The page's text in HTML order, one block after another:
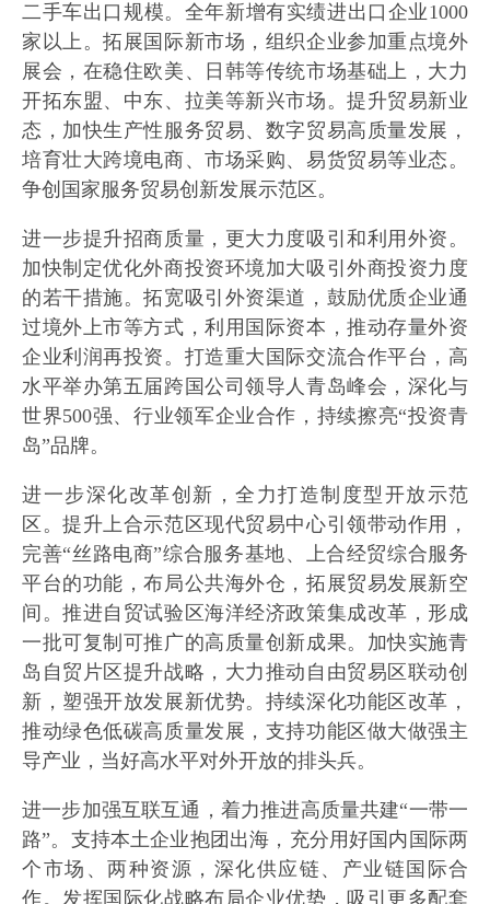
二手车出口规模。全年新增有实绩进出口企业1000
家以上。拓展国际新市场，组织企业参加重点境外
展会，在稳住欧美、日韩等传统市场基础上，大力
开拓东盟、中东、拉美等新兴市场。提升贸易新业
态，加快生产性服务贸易、数字贸易高质量发展，
培育壮大跨境电商、市场采购、易货贸易等业态。
争创国家服务贸易创新发展示范区。
进一步提升招商质量，更大力度吸引和利用外资。
加快制定优化外商投资环境加大吸引外商投资力度
的若干措施。拓宽吸引外资渠道，鼓励优质企业通
过境外上市等方式，利用国际资本，推动存量外资
企业利润再投资。打造重大国际交流合作平台，高
水平举办第五届跨国公司领导人青岛峰会，深化与
世界500强、行业领军企业合作，持续擦亮“投资青
岛”品牌。
进一步深化改革创新，全力打造制度型开放示范
区。提升上合示范区现代贸易中心引领带动作用，
完善“丝路电商”综合服务基地、上合经贸综合服务
平台的功能，布局公共海外仓，拓展贸易发展新空
间。推进自贸试验区海洋经济政策集成改革，形成
一批可复制可推广的高质量创新成果。加快实施青
岛自贸片区提升战略，大力推动自由贸易区联动创
新，塑强开放发展新优势。持续深化功能区改革，
推动绿色低碳高质量发展，支持功能区做大做强主
导产业，当好高水平对外开放的排头兵。
进一步加强互联互通，着力推进高质量共建“一带一
路”。支持本土企业抱团出海，充分用好国内国际两
个市场、两种资源，深化供应链、产业链国际合
作。发挥国际化战略布局企业优势，吸引更多配套